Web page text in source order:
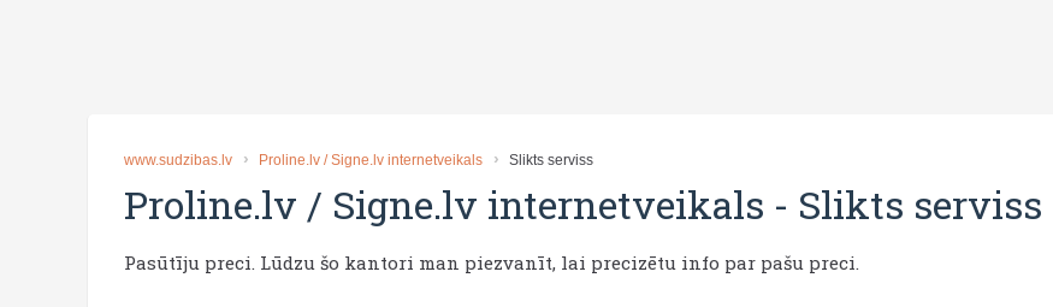
www.sudzibas.lv Proline.lv / Signe.lv internetveikals Slikts serviss
Proline.lv / Signe.lv internetveikals - Slikts serviss
Pasūtīju preci. Lūdzu šo kantori man piezvanīt, lai precizētu info par pašu preci.